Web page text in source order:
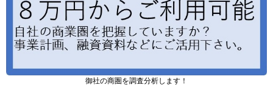
御社の商圏を調査分析します！